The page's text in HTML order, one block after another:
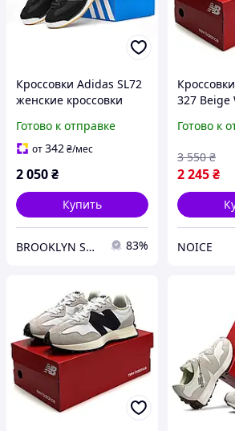
Кроссовки Adidas SL72
женские кроссовки
черные
Готово к отправке
от342₴/мес
2 050₴
Купить
BROOKLYN STORE 83%
327 Beige
ретро
легкие
нойс
Готово к
2 245₴
3 550 ₴
NOICE